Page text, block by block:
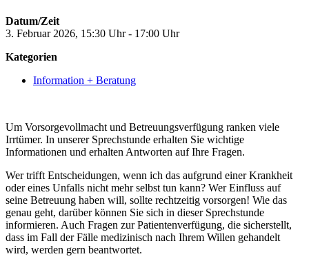
Datum/Zeit
3. Februar 2026, 15:30 Uhr - 17:00 Uhr
Kategorien
Information + Beratung
Um Vorsorgevollmacht und Betreuungsverfügung ranken viele
Irrtümer. In unserer Sprechstunde erhalten Sie wichtige
Informationen und erhalten Antworten auf Ihre Fragen.
Wer trifft Entscheidungen, wenn ich das aufgrund einer Krankheit
oder eines Unfalls nicht mehr selbst tun kann? Wer Einfluss auf
seine Betreuung haben will, sollte rechtzeitig vorsorgen! Wie das
genau geht, darüber können Sie sich in dieser Sprechstunde
informieren. Auch Fragen zur Patientenverfügung, die sicherstellt,
dass im Fall der Fälle medizinisch nach Ihrem Willen gehandelt
wird, werden gern beantwortet.